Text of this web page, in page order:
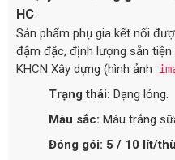
HC
Sản phẩm phụ gia kết nối
đậm đặc, định lượng sẵn
KHCN Xây dựng (hình ảnh
Trạng thái: Dạng lỏng.
Màu sắc: Màu trắng
Đóng gói: 5 / 10 lít/